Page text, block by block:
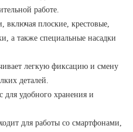
работе.
включая плоские, крестовые,
а также специальные насадки
легкую фиксацию и смену
деталей.
для удобного хранения и
для работы со смартфонами,